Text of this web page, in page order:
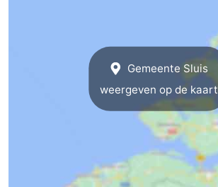
Gemeente Sluis
weergeven op de kaart